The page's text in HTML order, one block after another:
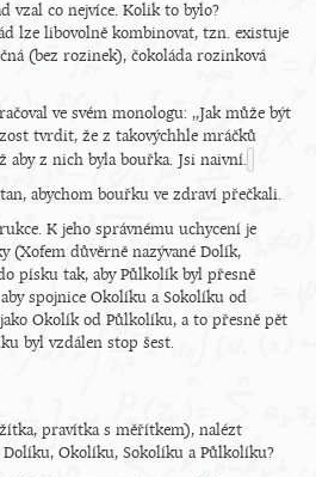
vzal co nejvíce. Kolik to bylo?
lze libovolně kombinovat, tzn. existuje
(bez rozinek), čokoláda rozinková
ve svém monologu: ,,Jak může být
tvrdit, že z takovýchhle mráčků
aby z nich byla bouřka. Jsi naivní.
abychom bouřku ve zdraví přečkali.
K jeho správnému uchycení je
(Xofem důvěrně nazývané Dolík,
písku tak, aby Půlkolík byl přesně
spojnice Okolíku a Sokolíku od
Okolík od Půlkolíku, a to přesně pět
byl vzdálen stop šest.
pravítka s měřítkem), nalézt
Okolíku, Sokolíku a Půlkolíku?